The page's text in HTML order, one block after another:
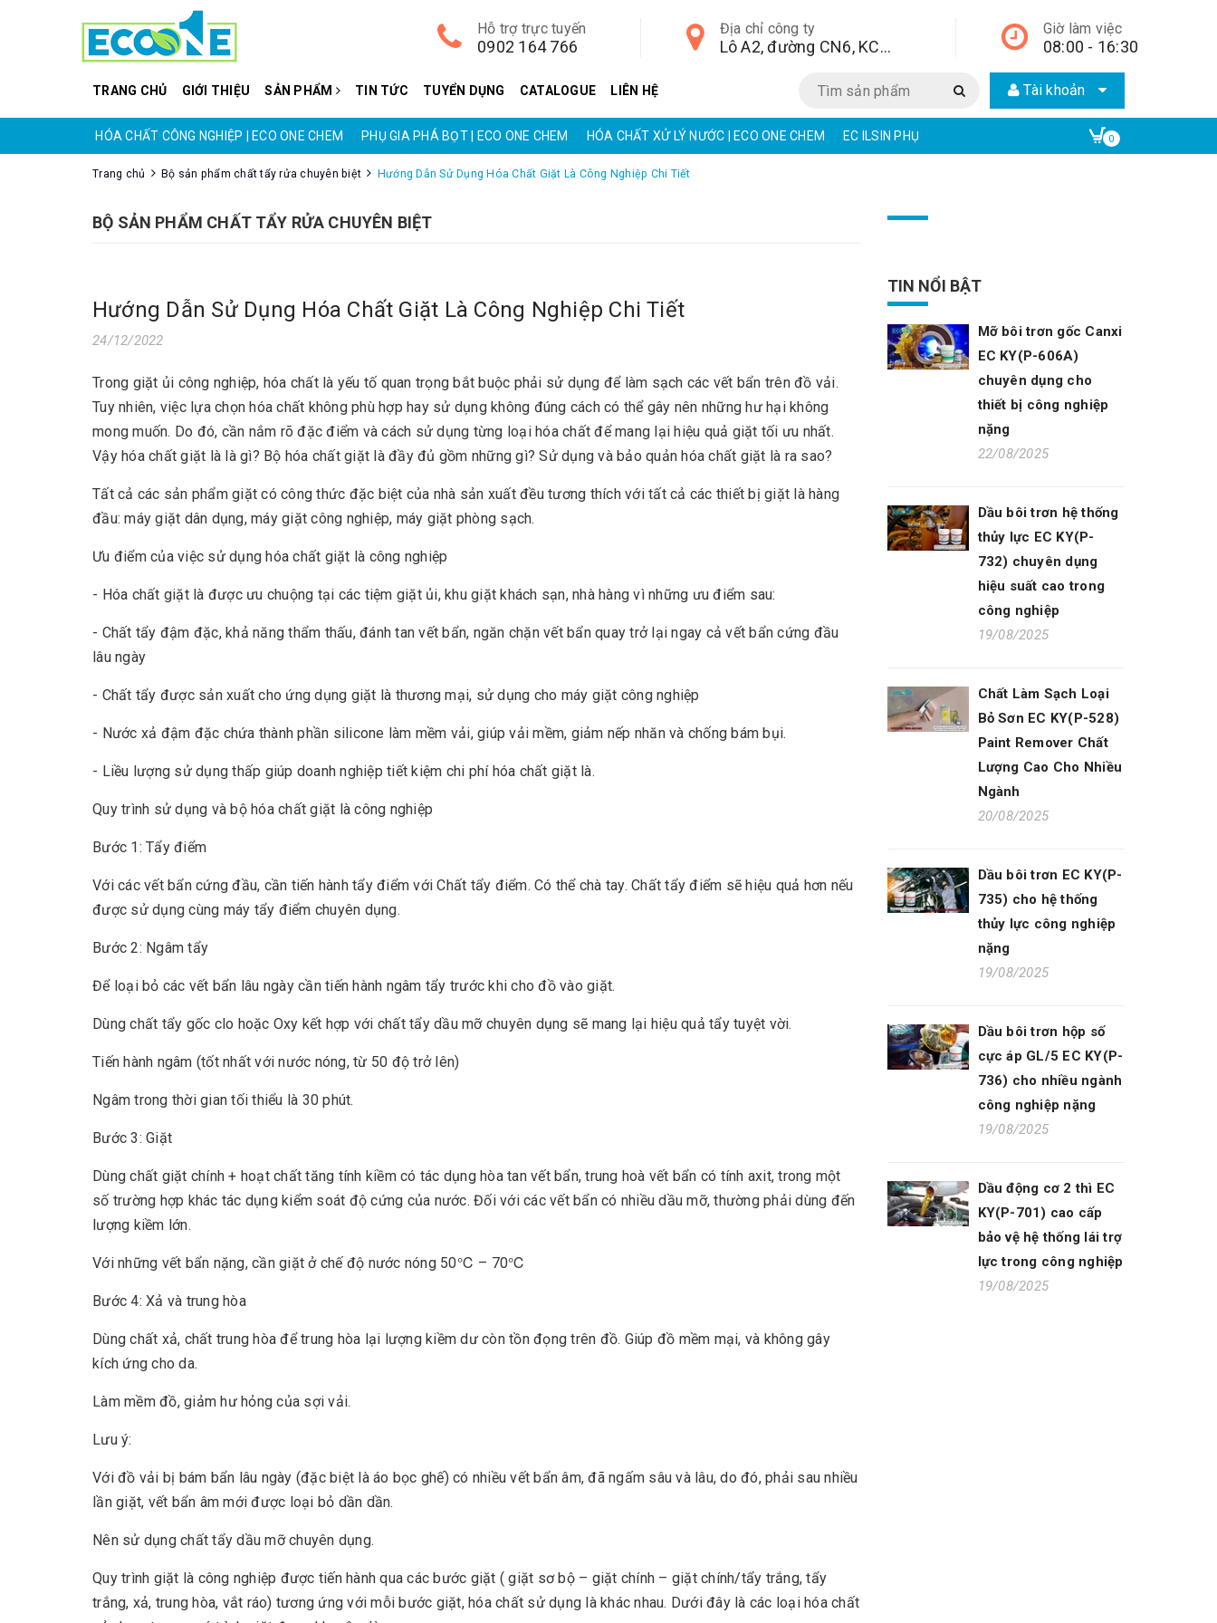
Giờ làm việc
08:00 - 16:30
Địa chỉ công ty
Lô A2, đường CN6, KCN Từ Liêm, quận Bắc Từ Liêm, Hà Nội, Hà Nội,
Hỗ trợ trực tuyến
0902 164 766
TRANG CHỦ GIỚI THIỆU SẢN PHẨM TIN TỨC TUYỂN DỤNG CATALOGUE LIÊN HỆ Tài khoản
PHỤ GIA PHÁ BỌT | ECO ONE CHEM HÓA CHẤT XỬ LÝ NƯỚC | ECO ONE CHEM EC ILSIN PHỤ GIA TRONG SẢN XUẤT EC KY CHẤT TẨY RỬA CÔNG NGHIỆP | ECO ONE CHEM
0
Trang chủ Bộ sản phẩm chất tẩy rửa chuyên biệt Hướng Dẫn Sử Dụng Hóa Chất Giặt Là Công Nghiệp Chi Tiết
BỘ SẢN PHẨM CHẤT TẨY RỬA CHUYÊN BIỆT
Hướng Dẫn Sử Dụng Hóa Chất Giặt Là Công Nghiệp Chi Tiết
24/12/2022
Trong giặt ủi công nghiệp, hóa chất là yếu tố quan trọng bắt buộc phải sử dụng để làm sạch các vết bẩn trên đồ vải.
Tuy nhiên, việc lựa chọn hóa chất không phù hợp hay sử dụng không đúng cách có thể gây nên những hư hại không
mong muốn. Do đó, cần nắm rõ đặc điểm và cách sử dụng từng loại hóa chất để mang lại hiệu quả giặt tối ưu nhất.
Vậy hóa chất giặt là là gì? Bộ hóa chất giặt là đầy đủ gồm những gì? Sử dụng và bảo quản hóa chất giặt là ra sao?
Tất cả các sản phẩm giặt có công thức đặc biệt của nhà sản xuất đều tương thích với tất cả các thiết bị giặt là hàng
đầu: máy giặt dân dụng, máy giặt công nghiệp, máy giặt phòng sạch.
Ưu điểm của việc sử dụng hóa chất giặt là công nghiệp
- Hóa chất giặt là được ưu chuộng tại các tiệm giặt ủi, khu giặt khách sạn, nhà hàng vì những ưu điểm sau:
- Chất tẩy đậm đặc, khả năng thẩm thấu, đánh tan vết bẩn, ngăn chặn vết bẩn quay trở lại ngay cả vết bẩn cứng đầu
lâu ngày
- Chất tẩy được sản xuất cho ứng dụng giặt là thương mại, sử dụng cho máy giặt công nghiệp
- Nước xả đậm đặc chứa thành phần silicone làm mềm vải, giúp vải mềm, giảm nếp nhăn và chống bám bụi.
- Liều lượng sử dụng thấp giúp doanh nghiệp tiết kiệm chi phí hóa chất giặt là.
Quy trình sử dụng và bộ hóa chất giặt là công nghiệp
Bước 1: Tẩy điểm
Với các vết bẩn cứng đầu, cần tiến hành tẩy điểm với Chất tẩy điểm. Có thể chà tay. Chất tẩy điểm sẽ hiệu quả hơn nếu
được sử dụng cùng máy tẩy điểm chuyên dụng.
Bước 2: Ngâm tẩy
Để loại bỏ các vết bẩn lâu ngày cần tiến hành ngâm tẩy trước khi cho đồ vào giặt.
Dùng chất tẩy gốc clo hoặc Oxy kết hợp với chất tẩy dầu mỡ chuyên dụng sẽ mang lại hiệu quả tẩy tuyệt vời.
Tiến hành ngâm (tốt nhất với nước nóng, từ 50 độ trở lên)
Ngâm trong thời gian tối thiểu là 30 phút.
Bước 3: Giặt
Dùng chất giặt chính + hoạt chất tăng tính kiềm có tác dụng hòa tan vết bẩn, trung hoà vết bẩn có tính axit, trong một
số trường hợp khác tác dụng kiểm soát độ cứng của nước. Đối với các vết bẩn có nhiều dầu mỡ, thường phải dùng đến
lượng kiềm lớn.
Với những vết bẩn nặng, cần giặt ở chế độ nước nóng 50℃ – 70℃
Bước 4: Xả và trung hòa
Dùng chất xả, chất trung hòa để trung hòa lại lượng kiềm dư còn tồn đọng trên đồ. Giúp đồ mềm mại, và không gây
kích ứng cho da.
Làm mềm đồ, giảm hư hỏng của sợi vải.
Lưu ý:
Với đồ vải bị bám bẩn lâu ngày (đặc biệt là áo bọc ghế) có nhiều vết bẩn âm, đã ngấm sâu và lâu, do đó, phải sau nhiều
lần giặt, vết bẩn âm mới được loại bỏ dần dần.
Nên sử dụng chất tẩy dầu mỡ chuyên dụng.
Quy trình giặt là công nghiệp được tiến hành qua các bước giặt ( giặt sơ bộ – giặt chính – giặt chính/tẩy trắng, tẩy
trắng, xả, trung hòa, vắt ráo) tương ứng với mỗi bước giặt, hóa chất sử dụng là khác nhau. Dưới đây là các loại hóa chất
TIN NỔI BẬT
Mỡ bôi trơn gốc Canxi
EC KY(P-606A)
chuyên dụng cho
thiết bị công nghiệp
nặng
22/08/2025
Dầu bôi trơn hệ thống
thủy lực EC KY(P-
732) chuyên dụng
hiệu suất cao trong
công nghiệp
19/08/2025
Chất Làm Sạch Loại
Bỏ Sơn EC KY(P-528)
Paint Remover Chất
Lượng Cao Cho Nhiều
Ngành
20/08/2025
Dầu bôi trơn EC KY(P-
735) cho hệ thống
thủy lực công nghiệp
nặng
19/08/2025
Dầu bôi trơn hộp số
cực áp GL/5 EC KY(P-
736) cho nhiều ngành
công nghiệp nặng
19/08/2025
Dầu động cơ 2 thì EC
KY(P-701) cao cấp
bảo vệ hệ thống lái trợ
lực trong công nghiệp
19/08/2025